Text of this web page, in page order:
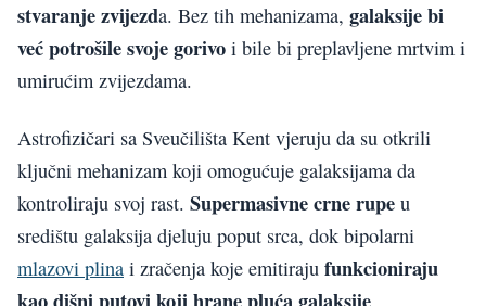
stvaranje zvijezda. Bez tih mehanizama, galaksije bi
već potrošile svoje gorivo i bile bi preplavljene mrtvim i
umirućim zvijezdama.
Astrofizičari sa Sveučilišta Kent vjeruju da su otkrili
ključni mehanizam koji omogućuje galaksijama da
kontroliraju svoj rast. Supermasivne crne rupe u
središtu galaksija djeluju poput srca, dok bipolarni
mlazovi plina i zračenja koje emitiraju funkcioniraju
kao dišni putovi koji hrane pluća galaksije.